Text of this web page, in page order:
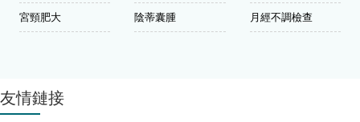
宮頸肥大
陰蒂囊腫
月經不調檢查
友情鏈接